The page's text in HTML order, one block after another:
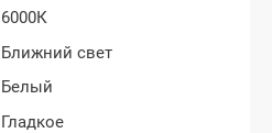
6000К
Ближний свет
Белый
Гладкое